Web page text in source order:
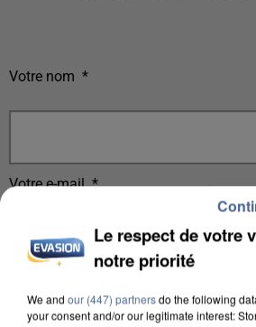
Votre nom *
Votre e-mail*
Votre n° de téléphone
Le respect de votre
notre priorité
We and our (447) partnersdo the following
your consent and/or our legitimate interest: